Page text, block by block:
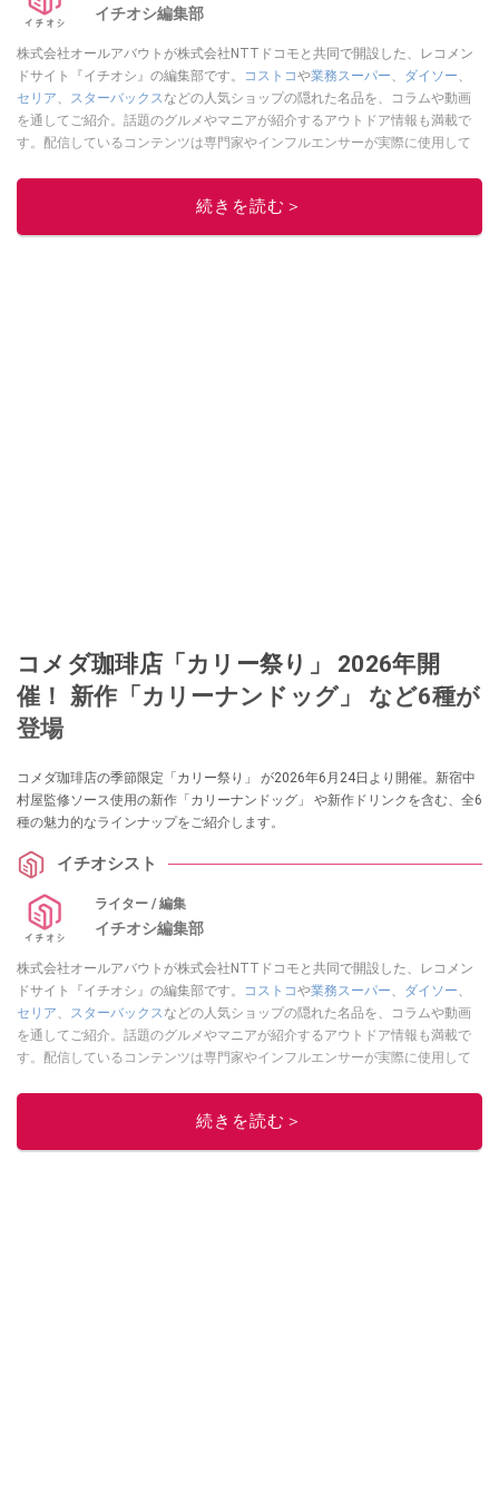
イチオシ編集部
株式会社オールアバウトが株式会社NTTドコモと共同で開設した、レコメン
ドサイト『イチオシ』の編集部です。
コストコや業務スーパー、 ダイソー、
セリア、 スターバックスなどの人気ショップの隠れた名品を、コラムや動画
を通してご紹介。話題のグルメやマニアが紹介するアウトドア情報も満載で
す。配信しているコンテンツは専門家やインフルエンサーが実際に使用して
ニュースでフォロー
続きを読む＞
コメダ珈琲店「カリー祭り」 2026年開
催！ 新作「カリーナンドッグ」 など6種が
登場
コメダ珈琲店の季節限定「カリー祭り」 が2026年6月24日より開催。新宿中
村屋監修ソース使用の新作「カリーナンドッグ」 や新作ドリンクを含む、全6
種の魅力的なラインナップをご紹介します。
イチオシスト
ライター / 編集
イチオシ編集部
株式会社オールアバウトが株式会社NTTドコモと共同で開設した、レコメン
ドサイト『イチオシ』の編集部です。
コストコや業務スーパー、 ダイソー、
セリア、 スターバックスなどの人気ショップの隠れた名品を、コラムや動画
を通してご紹介。話題のグルメやマニアが紹介するアウトドア情報も満載で
す。配信しているコンテンツは専門家やインフルエンサーが実際に使用して
ニュースでフォロー
続きを読む＞